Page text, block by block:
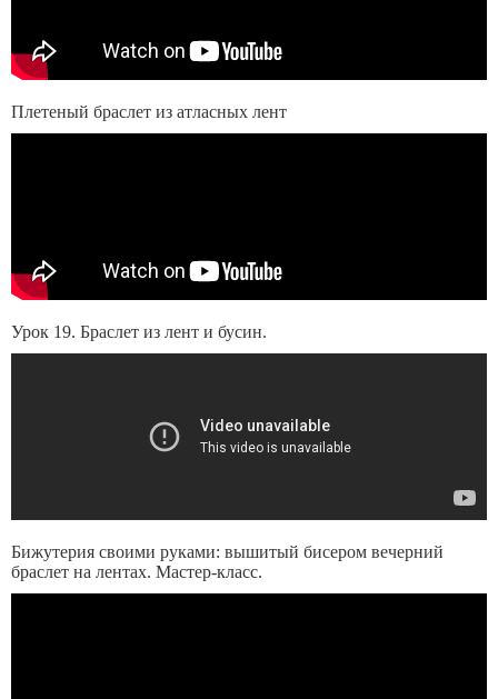
Плетеный браслет из атласных лент
Урок 19. Браслет из лент и бусин.
Бижутерия своими руками: вышитый бисером вечерний
браслет на лентах. Мастер-класс.